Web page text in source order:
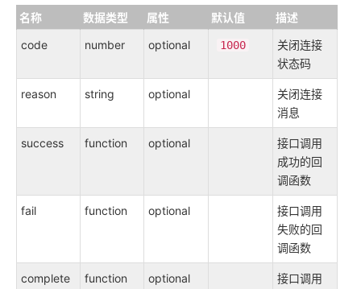
名称 数据类型 属性 默认值
描述
code
number optional 1000
关闭连接
状态码
reason string optional
关闭连接
消息
success function optional
接口调用
成功的回
调函数
fail function optional
接口调用
失败的回
调函数
complete function optional
接口调用